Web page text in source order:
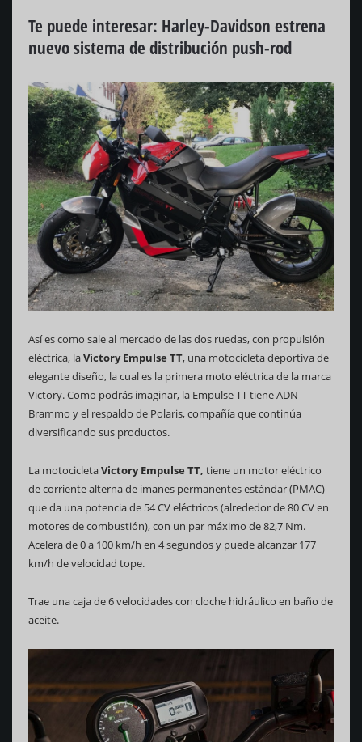
Te puede interesar: Harley-Davidson estrena
nuevo sistema de distribución push-rod
Así es como sale al mercado de las dos ruedas, con propulsión
eléctrica, laVictory Empulse TT, una motocicleta deportiva de
elegante diseño, la cual es la primera moto eléctrica de la marca
Victory. Como podrás imaginar, la Empulse TT tiene ADN
Brammo y el respaldo de Polaris, compañía que continúa
diversificando sus productos.
La motocicletaVictory Empulse TT, tiene un motor eléctrico
de corriente alterna de imanes permanentes estándar (PMAC)
que da una potencia de 54 CV eléctricos (alrededor de 80 CV en
motores de combustión), con un par máximo de 82,7 Nm.
Acelera de 0 a 100 km/h en 4 segundos y puede alcanzar 177
km/h de velocidad tope.
Trae una caja de 6 velocidades con cloche hidráulico en baño de
aceite.